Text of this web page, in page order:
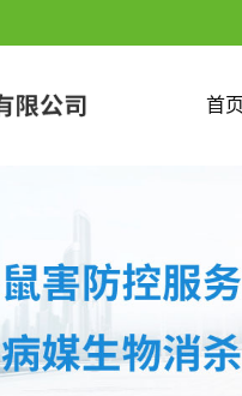
首页